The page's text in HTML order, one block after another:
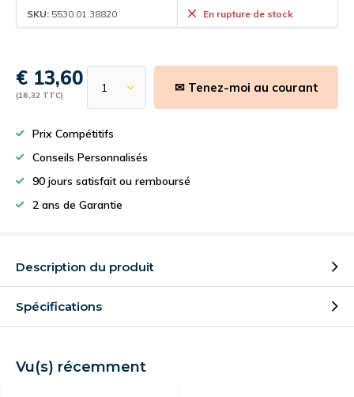
SKU: 5530.01.38820 En rupture de stock
€ 13,60
(16,32 TTC)
✉ Tenez-moi au courant
Prix Compétitifs
Conseils Personnalisés
90 jours satisfait ou remboursé
2 ans de Garantie
Description du produit
Spécifications
Vu(s) récemment